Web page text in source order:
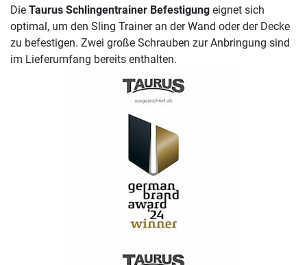
Die Taurus Schlingentrainer Befestigung eignet sich
optimal, um den Sling Trainer an der Wand oder der Decke
zu befestigen. Zwei große Schrauben zur Anbringung sind
im Lieferumfang bereits enthalten.